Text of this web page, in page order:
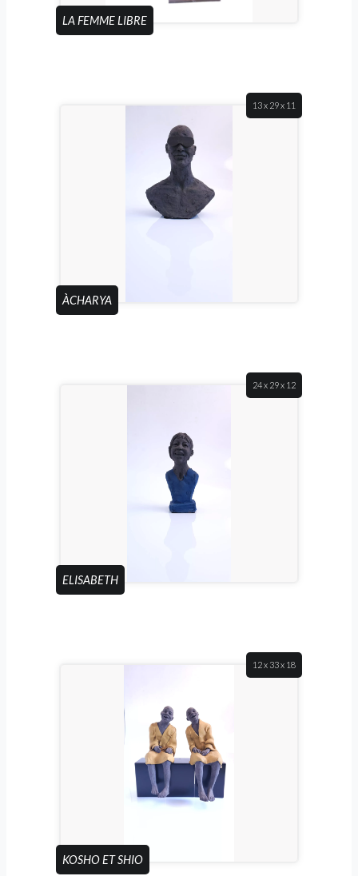
LA FEMME LIBRE
13 x 29 x 11
ÀCHARYA
24 x 29 x 12
ELISABETH
12 x 33 x 18
KOSHO ET SHIO